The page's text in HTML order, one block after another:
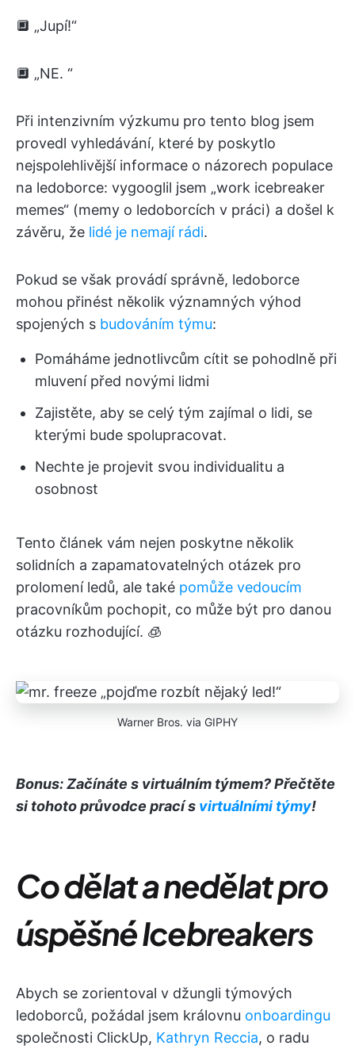
🔲 „Jupí!“
🔲 „NE. “
Při intenzivním výzkumu pro tento blog jsem
provedl vyhledávání, které by poskytlo
nejspolehlivější informace o názorech populace
na ledoborce: vygooglil jsem „work icebreaker
memes“ (memy o ledoborcích v práci) a došel k
závěru, že lidé je nemají rádi.
Pokud se však provádí správně, ledoborce
mohou přinést několik významných výhod
spojených s budováním týmu:
Pomáháme jednotlivcům cítit se pohodlně při
mluvení před novými lidmi
Zajistěte, aby se celý tým zajímal o lidi, se
kterými bude spolupracovat.
Nechte je projevit svou individualitu a
osobnost
Tento článek vám nejen poskytne několik
solidních a zapamatovatelných otázek pro
prolomení ledů, ale také pomůže vedoucím
pracovníkům pochopit, co může být pro danou
otázku rozhodující. 🧊
Warner Bros. via GIPHY
Bonus: Začínáte s virtuálním týmem? Přečtěte
si tohoto průvodce prací s virtuálními týmy!
Co dělat a nedělat pro
úspěšnéIcebreakers
Abych se zorientoval v džungli týmových
ledoborců, požádal jsem královnu onboardingu
společnosti ClickUp, Kathryn Reccia, o radu